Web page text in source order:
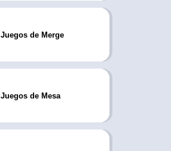
Juegos de Merge
Juegos de Mesa